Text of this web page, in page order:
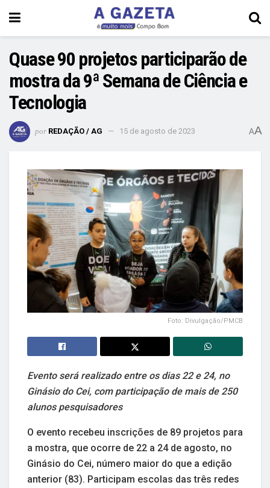
Quase 90 projetos participarão de
mostra da 9ª Semana de Ciência e
Tecnologia
por REDAÇÃO / AG 15 de agosto de 2023 AA
Foto: Divulgação/PMCB
Evento será realizado entre os dias 22 e 24, no
Ginásio do Cei, com participação de mais de 250
alunos pesquisadores
O evento recebeu inscrições de 89 projetos para
a mostra, que ocorre de 22 a 24 de agosto, no
Ginásio do Cei, número maior do que a edição
anterior (83). Participam escolas das três redes